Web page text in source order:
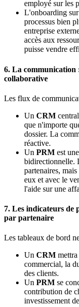
employé sur les
L'onboarding
processus bien
entreprise
accès aux
puisse vendre
6. La communication
collaborative
Les flux de
Un CRM
que n'importe
dossier. La
réactive.
Un PRM est
bidirectionnelle.
partenaires,
eux et avec le
l'aide sur une
7. Les indicateurs de
par partenaire
Les tableaux de bord
Un CRM
commercial, la
des clients.
Un PRM se
contribution de
investissement